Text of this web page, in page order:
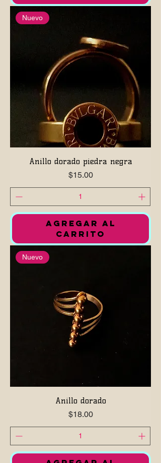
Nuevo
Anillo dorado piedra negra
Precio
$15.00
AGREGAR AL
CARRITO
Nuevo
Anillo dorado
Precio
$18.00